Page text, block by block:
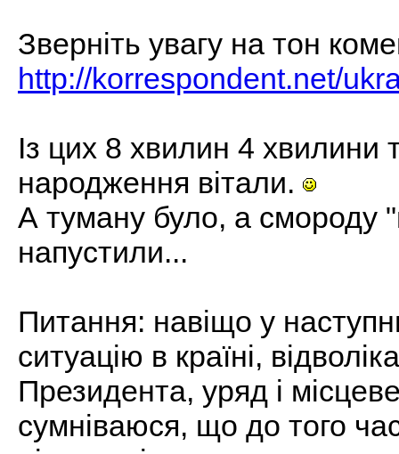
Зверніть увагу на тон
http://korrespondent.net/
Із цих 8 хвилин 4 хвилини
народження вітали.
А туману було, а смороду
напустили...
Питання: навіщо у
ситуацію в країні,
Президента, уряд і
сумніваюся, що до того